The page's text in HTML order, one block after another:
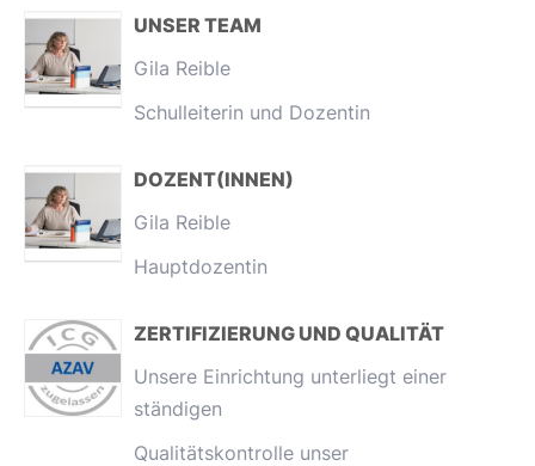
UNSER TEAM
Gila Reible
Schulleiterin und Dozentin
DOZENT(INNEN)
Gila Reible
Hauptdozentin
ZERTIFIZIERUNG UND QUALITÄT
Unsere Einrichtung unterliegt einer
ständigen
Qualitätskontrolle unser